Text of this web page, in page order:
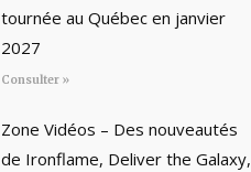
tournée au Québec en janvier
2027
Consulter »
Zone Vidéos – Des nouveautés
de Ironflame, Deliver the Galaxy,